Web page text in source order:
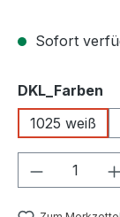
Sofort
DKL_Farben
1025 weiß
Produkt